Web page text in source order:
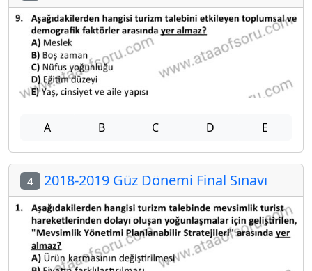
A B C D E
4 2018-2019 Güz Dönemi Final Sınavı